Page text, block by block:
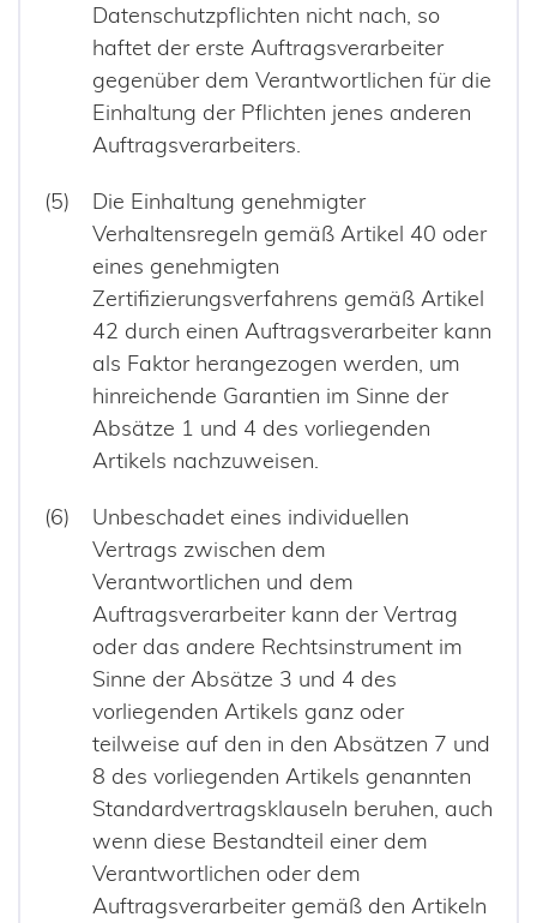
Datenschutzpflichten nicht nach, so
haftet der erste Auftragsverarbeiter
gegenüber dem Verantwortlichen für die
Einhaltung der Pflichten jenes anderen
Auftragsverarbeiters.
Die Einhaltung genehmigter
Verhaltensregeln gemäß Artikel 40 oder
eines genehmigten
Zertifizierungsverfahrens gemäß Artikel
42 durch einen Auftragsverarbeiter kann
als Faktor herangezogen werden, um
hinreichende Garantien im Sinne der
Absätze 1 und 4 des vorliegenden
Artikels nachzuweisen.
Unbeschadet eines individuellen
Vertrags zwischen dem
Verantwortlichen und dem
Auftragsverarbeiter kann der Vertrag
oder das andere Rechtsinstrument im
Sinne der Absätze 3 und 4 des
vorliegenden Artikels ganz oder
teilweise auf den in den Absätzen 7 und
8 des vorliegenden Artikels genannten
Standardvertragsklauseln beruhen, auch
wenn diese Bestandteil einer dem
Verantwortlichen oder dem
Auftragsverarbeiter gemäß den Artikeln